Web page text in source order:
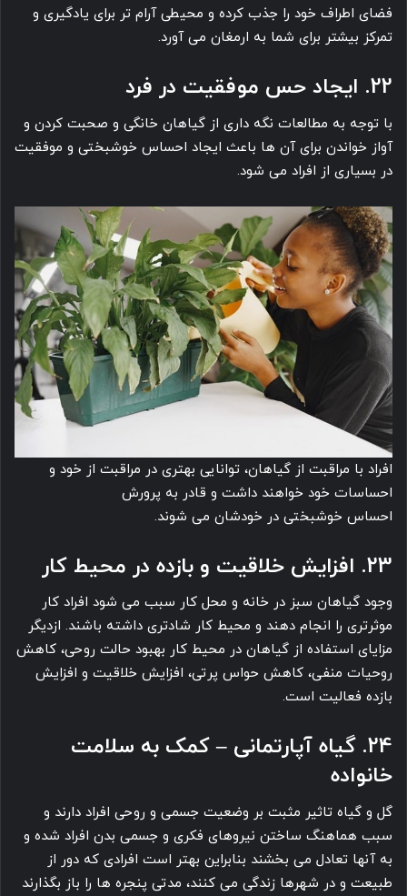
فضای اطراف خود را جذب کرده و محیطی آرام تر برای یادگیری و
تمرکز بیشتر برای شما به ارمغان می ‎آورد.
22. ایجاد حس موفقیت در فرد
با توجه به مطالعات نگه داری از گیاهان خانگی و صحبت کردن و
آواز خواندن برای آن ها باعث ایجاد احساس خوشبختی و موفقیت
در بسیاری از افراد می ‎شود.
افراد با مراقبت از گیاهان، توانایی بهتری در مراقبت از خود و
احساسات خود خواهند داشت و قادر به پرورش
احساس خوشبختی در خودشان می ‎شوند.
23. افزایش خلاقیت و بازده در محیط کار
وجود گیاهان سبز در خانه و محل کار سبب می شود افراد کار
موثرتری را انجام دهند و محیط کار شادتری داشته باشند. ازدیگر
مزایای استفاده از گیاهان در محیط کار بهبود حالت روحی، کاهش
روحیات منفی، کاهش حواس پرتی، افزایش خلاقیت و افزایش
بازده فعالیت است.
24. گیاه آپارتمانی – کمک به سلامت
خانواده
گل و گیاه تاثیر مثبت بر وضعیت جسمی و روحی افراد دارند و
سبب هماهنگ ساختن نیروهای فکری و جسمی بدن افراد شده و
به آنها تعادل می بخشند بنابراین بهتر است افرادی که دور از
طبیعت و در شهرها زندگی می کنند، مدتی پنجره ها را باز بگذارند